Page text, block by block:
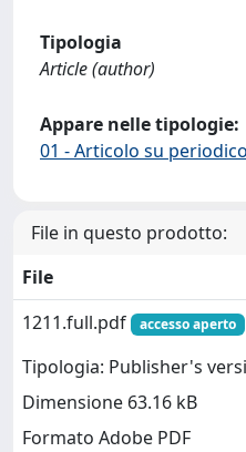
Tipologia
Article (author)
Appare nelle tipologie:
01 - Articolo su periodico
File in questo prodotto:
File
1211.full.pdf
accesso aperto
Tipologia: Publisher's
Dimensione 63.16 kB
Formato Adobe PDF